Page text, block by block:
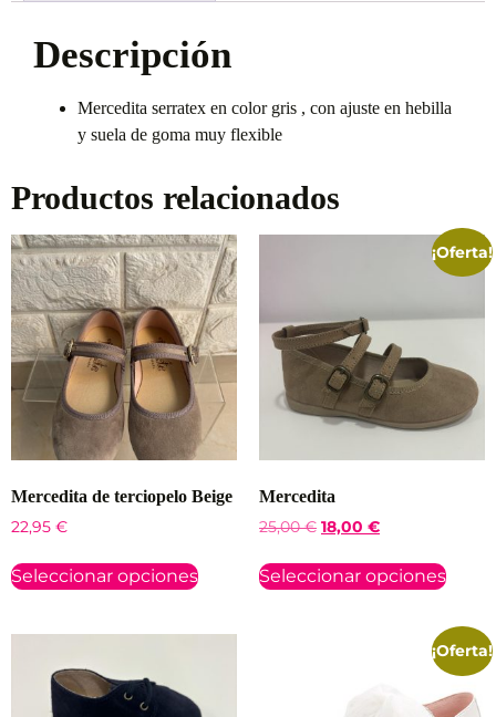
Descripción
Mercedita serratex en color gris , con ajuste en hebilla
y suela de goma muy flexible
Productos relacionados
Mercedita de terciopelo Beige
22,95 €
Seleccionar opciones
¡Oferta!
Mercedita
25,00€ 18,00 €
Seleccionar opciones
¡Oferta!